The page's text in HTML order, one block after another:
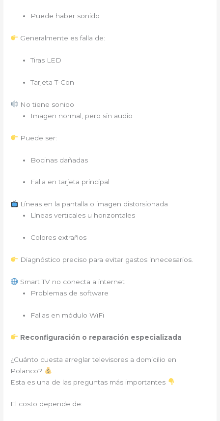
Puede haber sonido
Generalmente es falla de:
Tiras LED
Tarjeta T-Con
No tiene sonido
Imagen normal, pero sin audio
Puede ser:
Bocinas dañadas
Falla en tarjeta principal
Líneas en la pantalla o imagen distorsionada
Líneas verticales u horizontales
Colores extraños
Diagnóstico preciso para evitar gastos innecesarios.
Smart TV no conecta a internet
Problemas de software
Fallas en módulo WiFi
Reconfiguración o reparación especializada
¿Cuánto cuesta arreglar televisores a domicilio en
Polanco?
Esta es una de las preguntas más importantes
El costo depende de: